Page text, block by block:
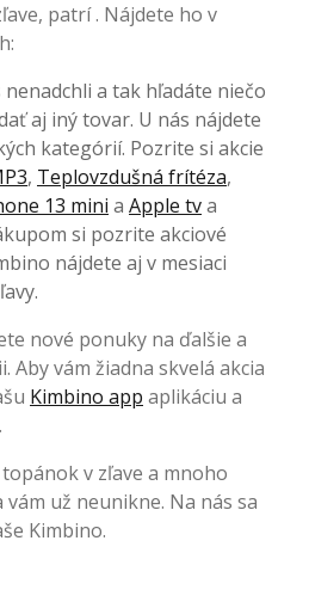
patrí . Nájdete ho v
a tak hľadáte niečo
aj iný tovar. U nás nájdete
kategórií. Pozrite si akcie
, Teplovzdušná frítéza,
13 mini a Apple tva
si pozrite akciové
nájdete aj v mesiaci
nové ponuky na ďalšie a
Aby vám žiadna skvelá akcia
Kimbino app aplikáciu a
v zľave a mnoho
vám už neunikne. Na nás sa
Kimbino.